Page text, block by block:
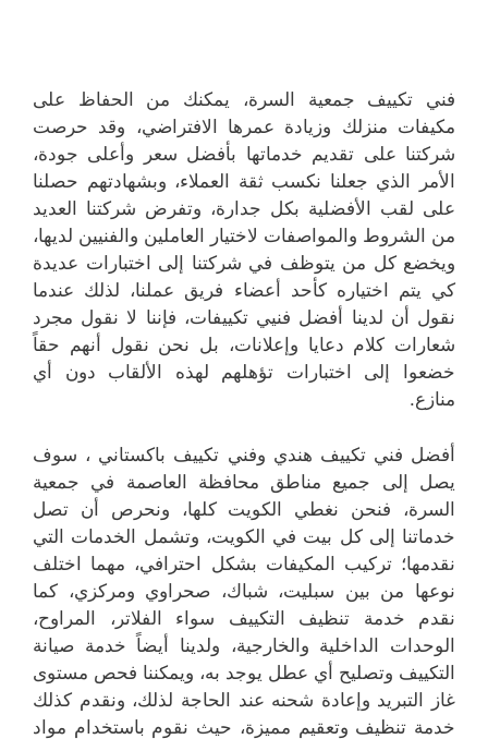
فني تكييف جمعية السرة، يمكنك من الحفاظ على
مكيفات منزلك وزيادة عمرها الافتراضي، وقد حرصت
شركتنا على تقديم خدماتها بأفضل سعر وأعلى جودة،
الأمر الذي جعلنا نكسب ثقة العملاء، وبشهادتهم حصلنا
على لقب الأفضلية بكل جدارة، وتفرض شركتنا العديد
من الشروط والمواصفات لاختيار العاملين والفنيين لديها،
ويخضع كل من يتوظف في شركتنا إلى اختبارات عديدة
كي يتم اختياره كأحد أعضاء فريق عملنا، لذلك عندما
نقول أن لدينا أفضل فنيي تكييفات، فإننا لا نقول مجرد
شعارات كلام دعايا وإعلانات، بل نحن نقول أنهم حقاً
خضعوا إلى اختبارات تؤهلهم لهذه الألقاب دون أي
منازع.
أفضل فني تكييف هندي وفني تكييف باكستاني ، سوف
يصل إلى جميع مناطق محافظة العاصمة في جمعية
السرة، فنحن نغطي الكويت كلها، ونحرص أن تصل
خدماتنا إلى كل بيت في الكويت، وتشمل الخدمات التي
نقدمها؛ تركيب المكيفات بشكل احترافي، مهما اختلف
نوعها من بين سبليت، شباك، صحراوي ومركزي، كما
نقدم خدمة تنظيف التكييف سواء الفلاتر، المراوح،
الوحدات الداخلية والخارجية، ولدينا أيضاً خدمة صيانة
التكييف وتصليح أي عطل يوجد به، ويمكننا فحص مستوى
غاز التبريد وإعادة شحنه عند الحاجة لذلك، ونقدم كذلك
خدمة تنظيف وتعقيم مميزة، حيث نقوم باستخدام مواد